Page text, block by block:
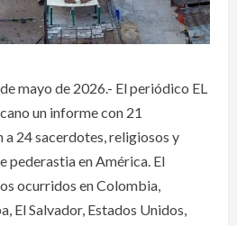
mayo de 2026.- El periódico EL
un informe con 21
a 24 sacerdotes, religiosos y
pederastia en América. El
ocurridos en Colombia,
El Salvador, Estados Unidos,